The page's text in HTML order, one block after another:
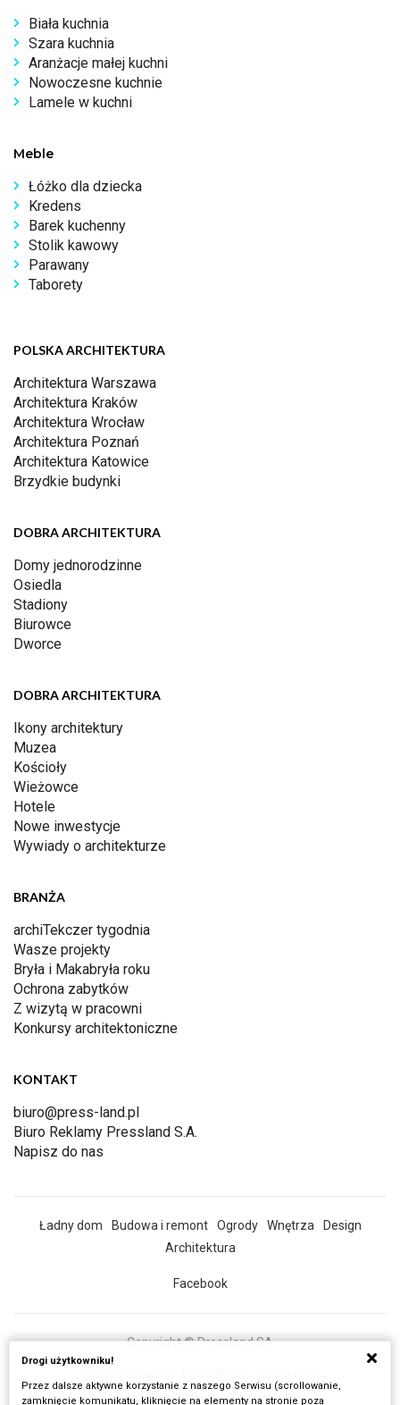
Biała kuchnia
Szara kuchnia
Aranżacje małej kuchni
Nowoczesne kuchnie
Lamele w kuchni
Meble
Łóżko dla dziecka
Kredens
Barek kuchenny
Stolik kawowy
Parawany
Taborety
POLSKA ARCHITEKTURA
Architektura Warszawa
Architektura Kraków
Architektura Wrocław
Architektura Poznań
Architektura Katowice
Brzydkie budynki
DOBRA ARCHITEKTURA
Domy jednorodzinne
Osiedla
Stadiony
Biurowce
Dworce
DOBRA ARCHITEKTURA
Ikony architektury
Muzea
Kościoły
Wieżowce
Hotele
Nowe inwestycje
Wywiady o architekturze
BRANŻA
archiTekczer tygodnia
Wasze projekty
Bryła i Makabryła roku
Ochrona zabytków
Z wizytą w pracowni
Konkursy architektoniczne
KONTAKT
biuro@press-land.pl
Biuro Reklamy Pressland S.A.
Napisz do nas
Ładny dom Budowa i remont Ogrody Wnętrza
Design
Architektura
Facebook
Copyright © Pressland SA
Wszystkie artykuły
Drogi użytkowniku!
Przez dalsze aktywne korzystanie z naszego Serwisu (scrollowanie,
zamknięcie komunikatu, kliknięcie na elementy na stronie poza